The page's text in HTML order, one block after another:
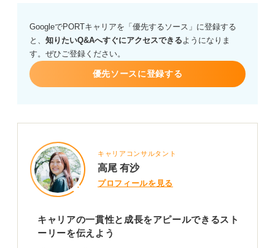
GoogleでPORTキャリアを「優先するソース」に登録する
と、 知りたいQ&Aへすぐにアクセスできるようになりま
す。ぜひご登録ください。
優先ソースに登録する
キャリアコンサルタント
高尾 有沙
プロフィールを見る
キャリアの一貫性と成長をアピールできるスト
ーリーを伝えよう